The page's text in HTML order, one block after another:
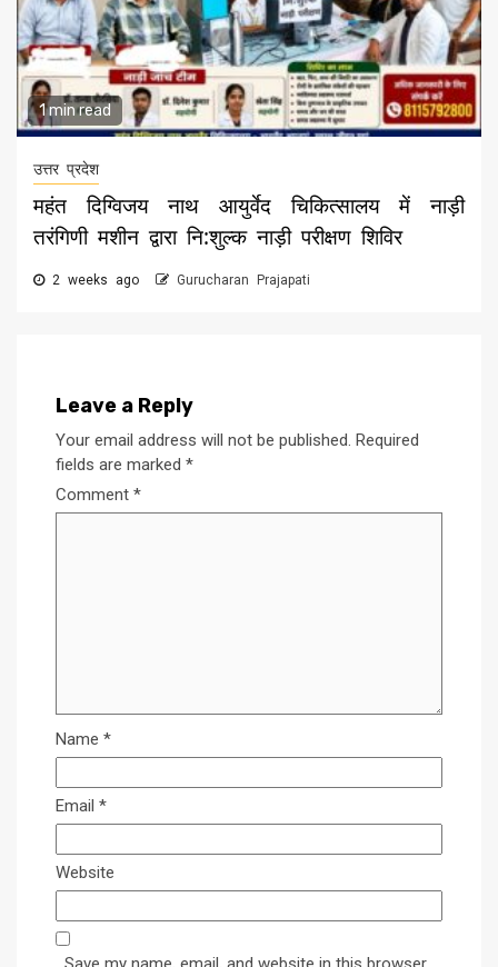
1 min read
उत्तर प्रदेश
महंत दिग्विजय नाथ आयुर्वेद चिकित्सालय में नाड़ी
तरंगिणी मशीन द्वारा नि:शुल्क नाड़ी परीक्षण शिविर
2 weeks ago Gurucharan Prajapati
Leave a Reply
Your email address will not be published. Required
fields are marked *
Comment *
Name *
Email *
Website